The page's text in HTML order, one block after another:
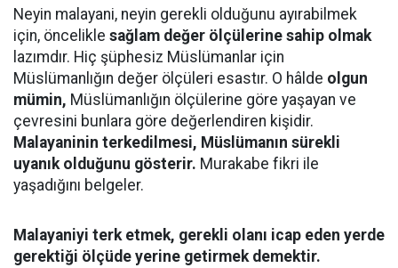
Neyin malayani, neyin gerekli olduğunu ayırabilmek
için, öncelikle sağlam değer ölçülerine sahip olmak
lazımdır. Hiç şüphesiz Müslümanlar için
Müslümanlığın değer ölçüleri esastır. O hâlde olgun
mümin, Müslümanlığın ölçülerine göre yaşayan ve
çevresini bunlara göre değerlendiren kişidir.
Malayaninin terkedilmesi, Müslümanın sürekli
uyanık olduğunu gösterir. Murakabe fikri ile
yaşadığını belgeler.
Malayaniyi terk etmek, gerekli olanı icap eden yerde
gerektiği ölçüde yerine getirmek demektir.